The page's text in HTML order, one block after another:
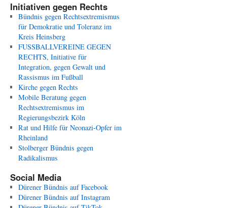
Initiativen gegen Rechts
Bündnis gegen Rechtsextremismus
für Demokratie und Toleranz im
Kreis Heinsberg
FUSSBALLVEREINE GEGEN
RECHTS, Initiative für
Integration, gegen Gewalt und
Rassismus im Fußball
Kirche gegen Rechts
Mobile Beratung gegen
Rechtsextremismus im
Regierungsbezirk Köln
Rat und Hilfe für Neonazi-Opfer im
Rheinland
Stolberger Bündnis gegen
Radikalismus
Social Media
Dürener Bündnis auf Facebook
Dürener Bündnis auf Instagram